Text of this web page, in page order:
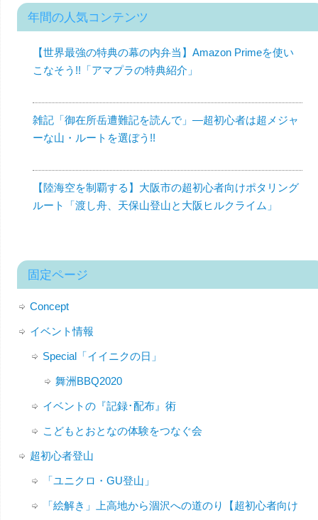
年間の人気コンテンツ
【世界最強の特典の幕の内弁当】Amazon Primeを使い
こなそう!!「アマプラの特典紹介」
雑記「御在所岳遭難記を読んで」—超初心者は超メジャ
ーな山・ルートを選ぼう!!
【陸海空を制覇する】大阪市の超初心者向けポタリング
ルート「渡し舟、天保山登山と大阪ヒルクライム」
固定ページ
Concept
イベント情報
Special「イイニクの日」
舞洲BBQ2020
イベントの『記録･配布』術
こどもとおとなの体験をつなぐ会
超初心者登山
「ユニクロ・GU登山」
「絵解き」上高地から涸沢への道のり【超初心者向け